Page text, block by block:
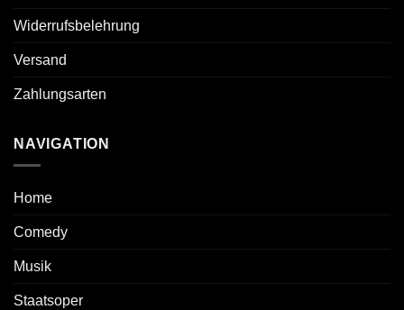
Widerrufsbelehrung
Versand
Zahlungsarten
NAVIGATION
Home
Comedy
Musik
Staatsoper